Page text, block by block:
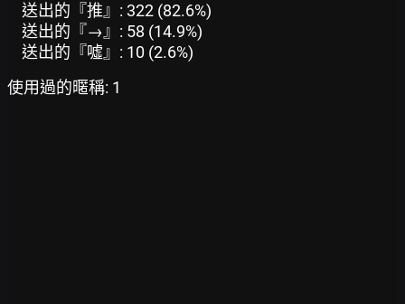
送出的『推』: 322 (82.6%)
送出的『→』: 58 (14.9%)
送出的『噓』: 10 (2.6%)
使用過的暱稱: 1